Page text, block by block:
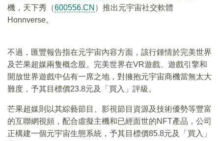
機，天下秀（600556.CN ）推出元宇宙社交軟體
Honnverse。
不過，匯豐報告指在元宇宙內容方面，該行鍾情於完美世界
及芒果超媒兩隻概念股。完美世界在VR遊戲、遊戲引擎和
開放世界遊戲中佔有一席之地，對擁抱元宇宙商機當無太大
難度，予其目標價23.8元及「買入」評級。
芒果超媒則以其綜藝節目、影視節目資源及技術優勢等豐富
的互聯網視頻，配合虛擬主機和已經面世的NFT產品，公司
正構建一個元宇宙生態系統，予其目標價85.8元及「買入」